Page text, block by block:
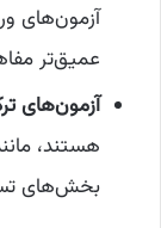
آزمون‌های
عمیق‌تر
آزمون‌های
هستند،
بخش‌های